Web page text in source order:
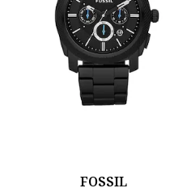
FOSSIL